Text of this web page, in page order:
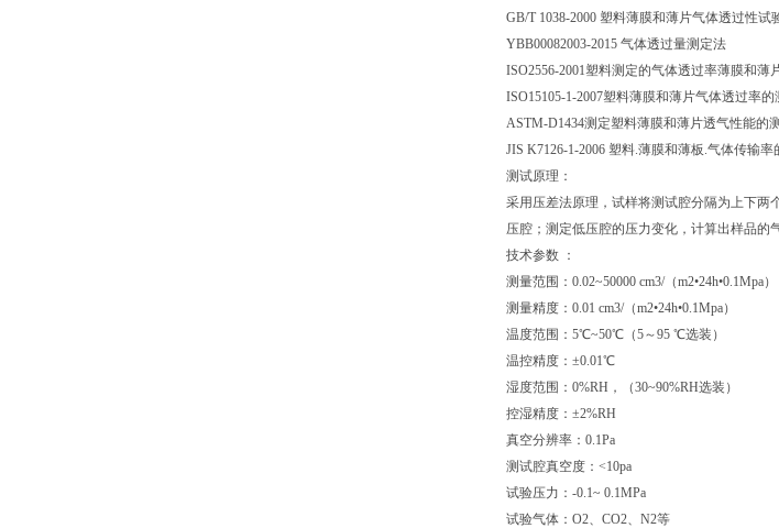
GB/T 1038-2000 塑料薄膜和薄片气体透过性试
YBB00082003-2015 气体透过量测定法
ISO2556-2001塑料测定的气体透过率薄膜和薄
ISO15105-1-2007塑料薄膜和薄片气体透过率
ASTM-D1434测定塑料薄膜和薄片透气性能的
JIS K7126-1-2006 塑料.薄膜和薄板.气体传输
测试原理：
采用压差法原理，试样将测试腔分隔为上下两
压腔；测定低压腔的压力变化，计算出样品的
技术参数 ：
测量范围：0.02~50000 cm3/（m2•24h•0.1Mpa
测量精度：0.01 cm3/（m2•24h•0.1Mpa）
温度范围：5℃~50℃（5～95 ℃选装）
温控精度：±0.01℃
湿度范围：0%RH，（30~90%RH选装）
控湿精度：±2%RH
真空分辨率：0.1Pa
测试腔真空度：<10pa
试验压力：-0.1~ 0.1MPa
试验气体：O2、CO2、N2等